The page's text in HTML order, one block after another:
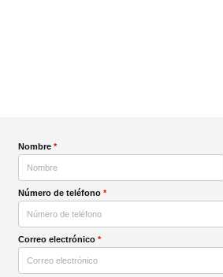
Nombre *
Número de teléfono *
Correo electrónico *